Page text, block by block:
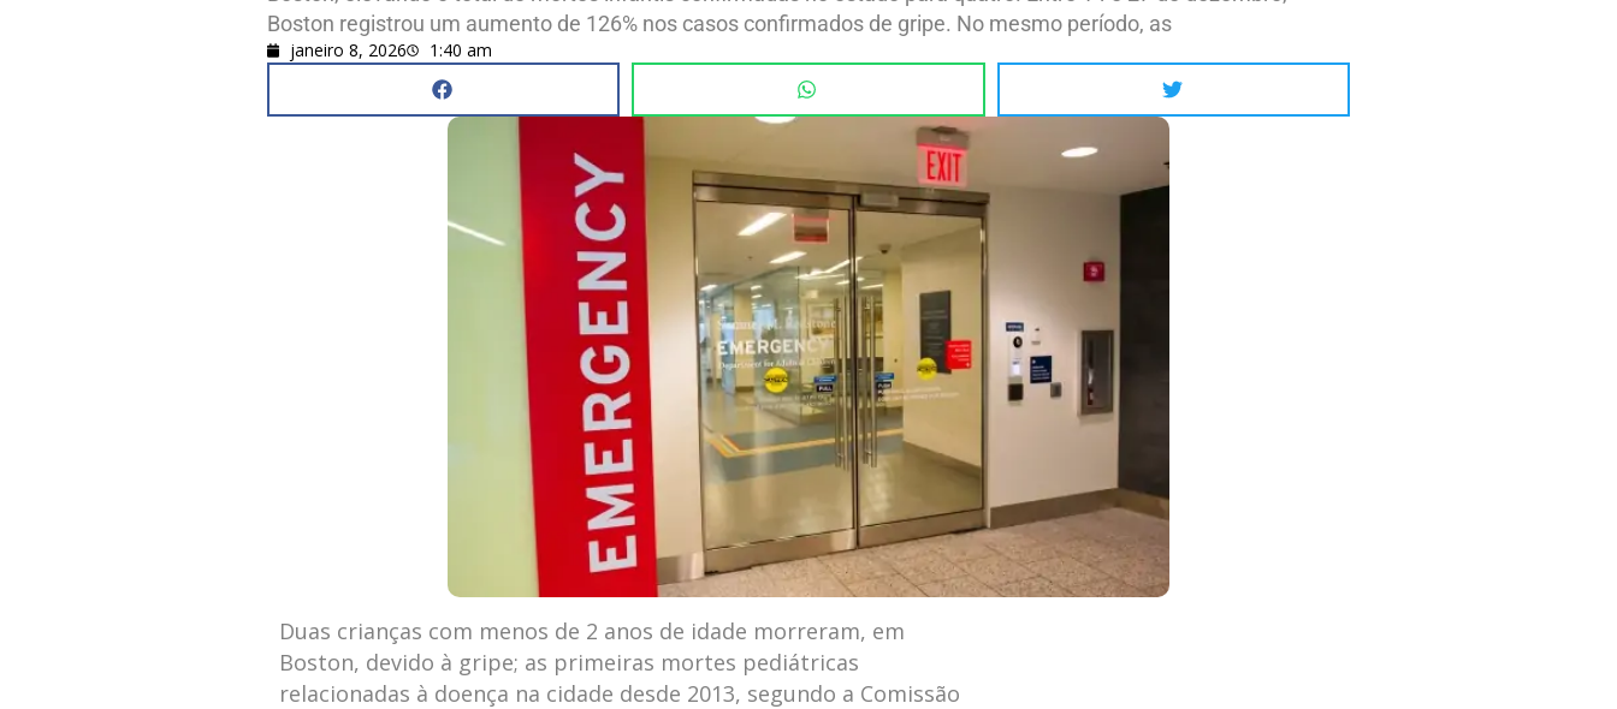
Boston registrou um aumento de 126% nos casos confirmados de gripe. No mesmo período, as
janeiro 8, 2026 1:40 am
Duas crianças com menos de 2 anos de idade morreram, em
Boston, devido à gripe; as primeiras mortes pediátricas
relacionadas à doença na cidade desde 2013, segundo a Comissão